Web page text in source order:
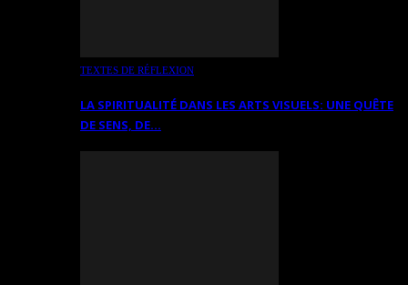
TEXTES DE RÉFLEXION
LA SPIRITUALITÉ DANS LES ARTS VISUELS: UNE QUÊTE
DE SENS, DE…